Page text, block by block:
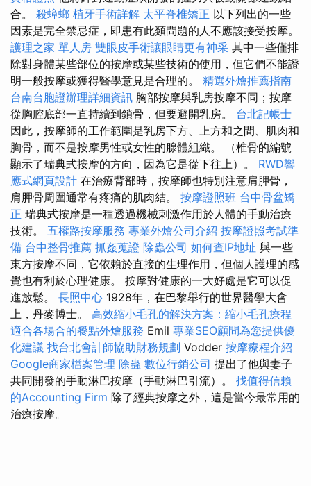
合。 殺蟑螂 植牙手術詳解 太平脊椎矯正 以下列出的一些
因素是完全禁忌症，即患有此類問題的人不應該接受按摩。
護理之家 單人房 雙眼皮手術讓眼睛更有神采 其中一些僅排
除對身體某些部位的按摩或某些技術的使用，但它們不能證
明一般按摩或獲得醫學意見是合理的。 精選外燴推薦指南
台南台胞證辦理詳細資訊 胸部按摩與乳房按摩不同；按摩
從胸腔底部一直持續到鎖骨，但要避開乳房。 台北記帳士
因此，按摩師的工作範圍是乳房下方、上方和之間、肌肉和
胸骨，而不是按摩男性或女性的腺體組織。 （椎骨的編號
顯示了瑞典式按摩的方向，因為它是從下往上）。 RWD響
應式網頁設計 在治療背部時，按摩師也特別注意肩胛骨，
肩胛骨周圍通常有疼痛的肌肉結。 按摩證照班 台中骨盆矯
正 瑞典式按摩是一種透過機械刺激作用於人體的手動治療
技術。 五權路按摩服務 專業外燴公司介紹 按摩證照考試準
備 台中整骨推薦 抓姦蒐證 除蟲公司 如何查IP地址 與一些
東方按摩不同，它依賴於直接的生理作用，但個人護理的感
覺也有利於心理健康。 按摩對健康的一大好處是它可以促
進放鬆。 長照中心 1928年，在巴黎舉行的世界醫學大會
上，丹麥博士。 高效縮小毛孔的解決方案：縮小毛孔療程
適合各場合的餐點外燴服務 Emil 專業SEO顧問為您提供優
化建議 找台北會計師協助財務規劃 Vodder 按摩療程介紹
Google商家檔案管理 除蟲 數位行銷公司 提出了他與妻子
共同開發的手動淋巴按摩（手動淋巴引流）。 找值得信賴
的Accounting Firm 除了經典按摩之外，這是當今最常用的
治療按摩。